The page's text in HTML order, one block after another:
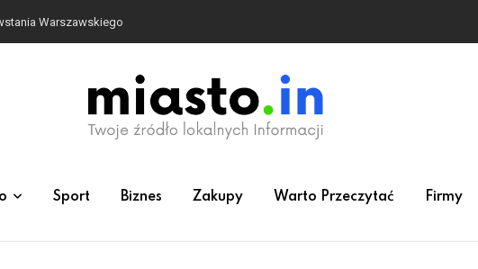
Warszawskiego
Sport Biznes Zakupy Warto Przeczytać Firmy